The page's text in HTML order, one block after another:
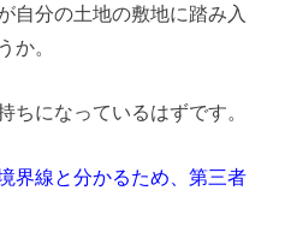
自分の土地の敷地に踏み入
か。
ちになっているはずです。
界線と分かるため、第三者